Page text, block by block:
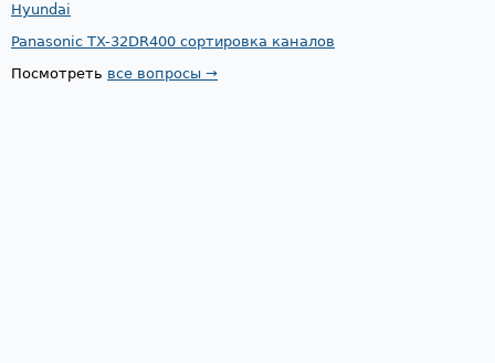
Hyundai
Panasonic TX-32DR400 сортировка каналов
Посмотреть все вопросы →